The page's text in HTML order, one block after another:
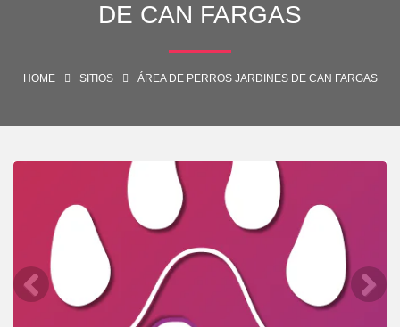
DE CAN FARGAS
HOME SITIOS ÁREA DE PERROS JARDINES DE CAN FARGAS